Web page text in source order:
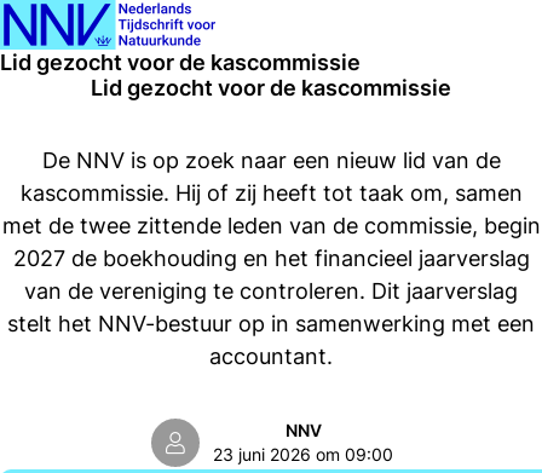
Lid gezocht voor de kascommissie
Lid gezocht voor de kascommissie
De NNV is op zoek naar een nieuw lid van de
kascommissie. Hij of zij heeft tot taak om, samen
met de twee zittende leden van de commissie, begin
2027 de boekhouding en het financieel jaarverslag
van de vereniging te controleren. Dit jaarverslag
stelt het NNV-bestuur op in samenwerking met een
accountant.
NNV
23 juni 2026 om 09:00